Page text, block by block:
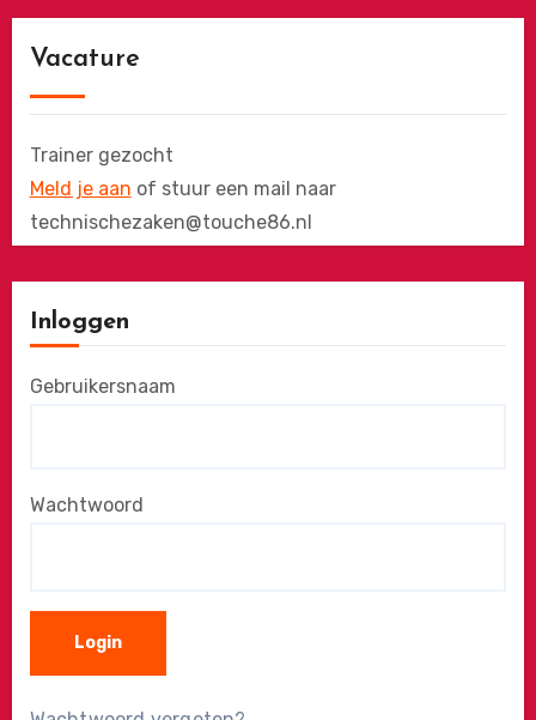
Vacature
Trainer gezocht
Meld je aan of stuur een mail naar
technischezaken@touche86.nl
Inloggen
Gebruikersnaam
Wachtwoord